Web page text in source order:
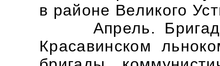
в районе Великого
Апрель. Бригаде
Красавинском